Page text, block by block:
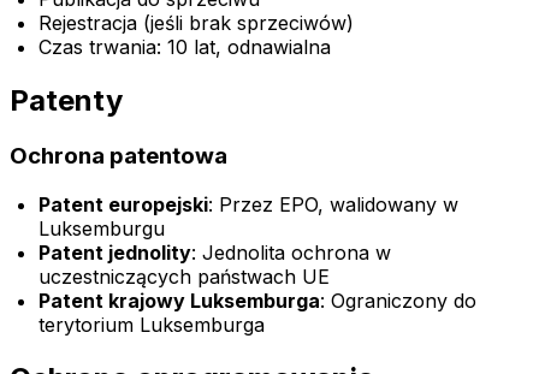
Rejestracja (jeśli brak sprzeciwów)
Czas trwania: 10 lat, odnawialna
Patenty
Ochrona patentowa
Patent europejski: Przez EPO, walidowany w
Luksemburgu
Patent jednolity: Jednolita ochrona w
uczestniczących państwach UE
Patent krajowy Luksemburga: Ograniczony do
terytorium Luksemburga